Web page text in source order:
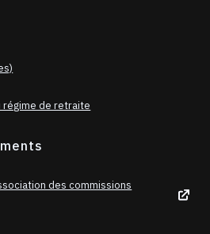
régime de retraite
des commissions